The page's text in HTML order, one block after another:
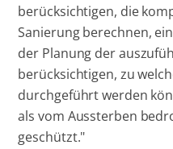
berücksichtigen, die
Sanierung berechnen,
der Planung der
berücksichtigen, zu
durchgeführt werden
als vom Aussterben
geschützt."